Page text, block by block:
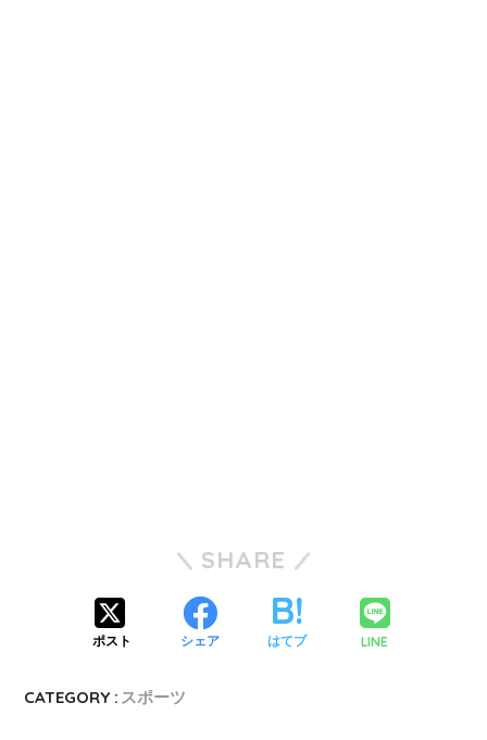
SHARE
ポスト シェア はてブ LINE
CATEGORY : スポーツ